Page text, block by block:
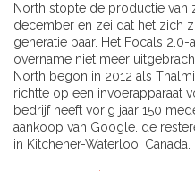
North stopte de productie van
december en zei dat het zich
generatie paar. Het Focals
overname niet meer
North begon in 2012 als
richtte op een invoerapparaat
bedrijf heeft vorig jaar 150
aankoop van Google. de
in Kitchener-Waterloo, Canada.